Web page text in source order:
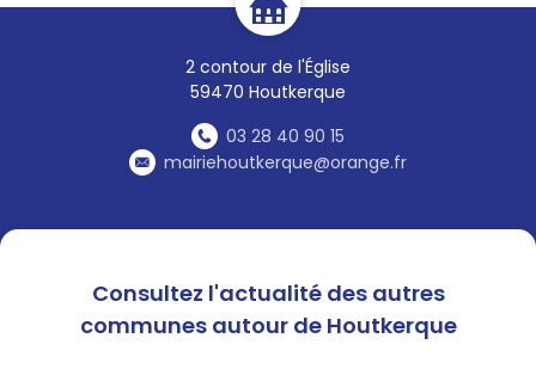
2 contour de l'Église
59470 Houtkerque
03 28 40 90 15
mairiehoutkerque@orange.fr
restrictions est essentiel pour
préserver durablement notre
ressource.
🌐 Plus d’informations :
vigieau.gouv.fr
💙
Consultez l'actualité des autres
communes autour de Houtkerque